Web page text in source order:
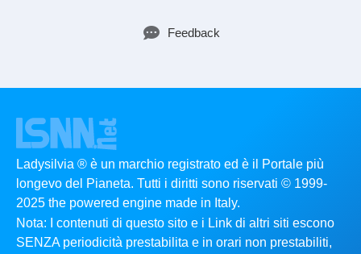
Feedback
Ladysilvia ® è un marchio registrato ed è il Portale più
longevo del Pianeta. Tutti i diritti sono riservati © 1999-
2025 the powered engine made in Italy.
Nota: I contenuti di questo sito e i Link di altri siti escono
SENZA periodicità prestabilita e in orari non prestabiliti,